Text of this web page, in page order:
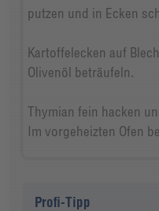
putzen und in Ecken
Kartoffelecken auf
Olivenöl beträufeln.
Thymian fein hacken
Im vorgeheizten Ofen
Profi-Tipp